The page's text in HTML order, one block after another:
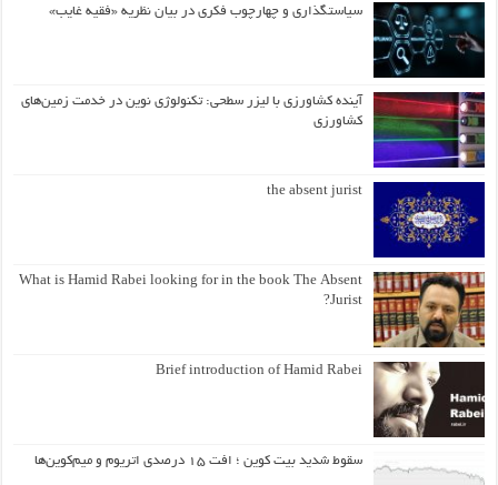
سیاستگذاری و چهارچوب فکری در بیان نظریه «فقیه غایب»
آینده کشاورزی با لیزر سطحی: تکنولوژی نوین در خدمت زمین‌های
کشاورزی
the absent jurist
What is Hamid Rabei looking for in the book The Absent
Jurist?
Brief introduction of Hamid Rabei
سقوط شدید بیت کوین ؛ افت ۱۵ درصدی اتریوم و میم‌کوین‌ها